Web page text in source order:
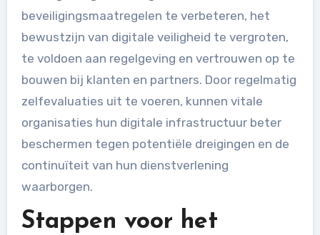
beveiligingsmaatregelen te verbeteren, het
bewustzijn van digitale veiligheid te vergroten,
te voldoen aan regelgeving en vertrouwen op te
bouwen bij klanten en partners. Door regelmatig
zelfevaluaties uit te voeren, kunnen vitale
organisaties hun digitale infrastructuur beter
beschermen tegen potentiële dreigingen en de
continuïteit van hun dienstverlening
waarborgen.
Stappen voor het